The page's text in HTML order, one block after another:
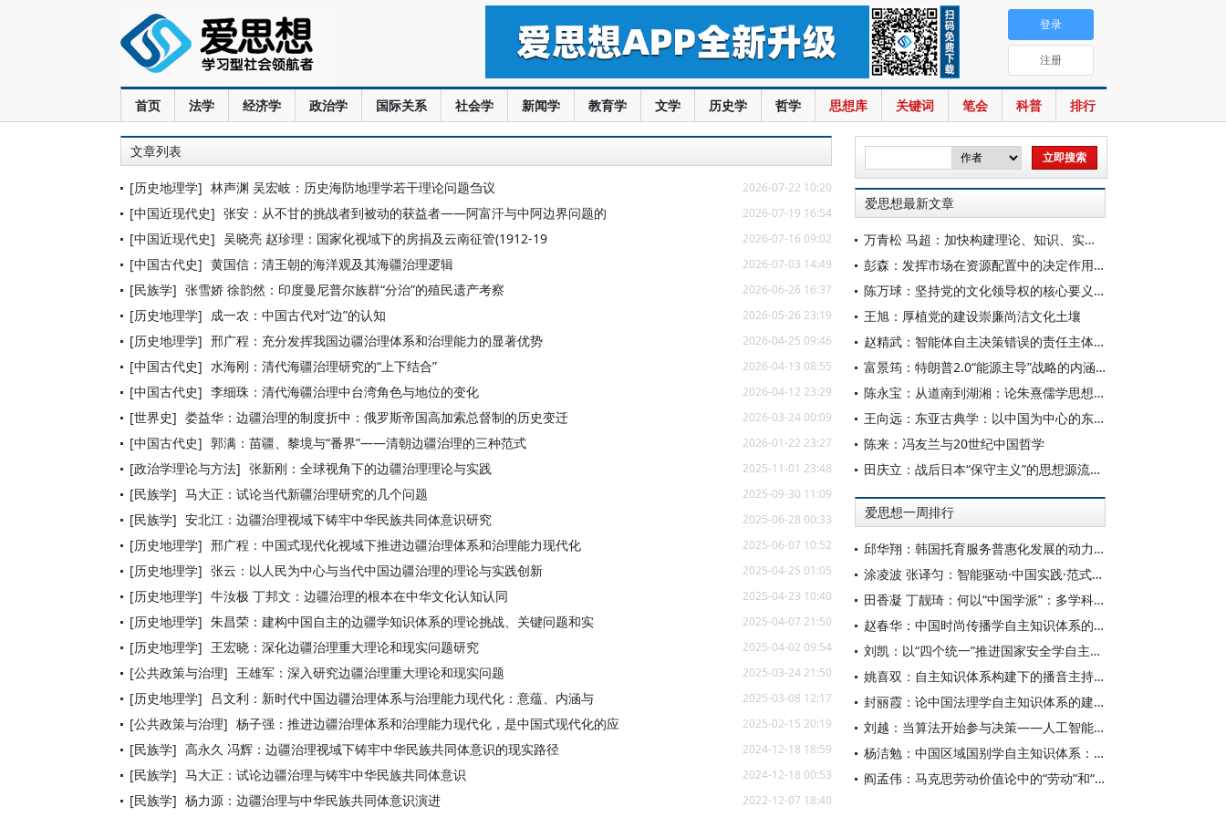
首页 法学 经济学 政治学 国际关系 社会学 新闻学 教育学 文学 历史学 哲学 思想库 关键词 笔会 科普 排行
登录
注册
文章列表
[历史地理学] 林声渊 吴宏岐：历史海防地理学若干理论问题刍议 2026-07-22 10:20
[中国近现代史] 张安：从不甘的挑战者到被动的获益者——阿富汗与中阿边界问题的 2026-07-19 16:54
[中国近现代史] 吴晓亮 赵珍理：国家化视域下的房捐及云南征管(1912-19 2026-07-16 09:02
[中国古代史] 黄国信：清王朝的海洋观及其海疆治理逻辑 2026-07-03 14:49
[民族学] 张雪娇 徐韵然：印度曼尼普尔族群“分治”的殖民遗产考察 2026-06-26 16:37
[历史地理学] 成一农：中国古代对“边”的认知 2026-05-26 23:19
[历史地理学] 邢广程：充分发挥我国边疆治理体系和治理能力的显著优势 2026-04-25 09:46
[中国古代史] 水海刚：清代海疆治理研究的“上下结合” 2026-04-13 08:55
[中国古代史] 李细珠：清代海疆治理中台湾角色与地位的变化 2026-04-12 23:29
[世界史] 娄益华：边疆治理的制度折中：俄罗斯帝国高加索总督制的历史变迁 2026-03-24 00:09
[中国古代史] 郭满：苗疆、黎境与“番界”——清朝边疆治理的三种范式 2026-01-22 23:27
[政治学理论与方法] 张新刚：全球视角下的边疆治理理论与实践 2025-11-01 23:48
[民族学] 马大正：试论当代新疆治理研究的几个问题 2025-09-30 11:09
[民族学] 安北江：边疆治理视域下铸牢中华民族共同体意识研究 2025-06-28 00:33
[历史地理学] 邢广程：中国式现代化视域下推进边疆治理体系和治理能力现代化 2025-06-07 10:52
[历史地理学] 张云：以人民为中心与当代中国边疆治理的理论与实践创新 2025-04-25 01:05
[历史地理学] 牛汝极 丁邦文：边疆治理的根本在中华文化认知认同 2025-04-23 10:40
[历史地理学] 朱昌荣：建构中国自主的边疆学知识体系的理论挑战、关键问题和实 2025-04-07 21:50
[历史地理学] 王宏晓：深化边疆治理重大理论和现实问题研究 2025-04-02 09:54
[公共政策与治理] 王雄军：深入研究边疆治理重大理论和现实问题 2025-03-24 21:50
[历史地理学] 吕文利：新时代中国边疆治理体系与治理能力现代化：意蕴、内涵与 2025-03-08 12:17
[公共政策与治理] 杨子强：推进边疆治理体系和治理能力现代化，是中国式现代化的应 2025-02-15 20:19
[民族学] 高永久 冯辉：边疆治理视域下铸牢中华民族共同体意识的现实路径 2024-12-18 18:59
[民族学] 马大正：试论边疆治理与铸牢中华民族共同体意识 2024-12-18 00:53
[民族学] 杨力源：边疆治理与中华民族共同体意识演进 2022-12-07 18:40
爱思想最新文章
万青松 马超：加快构建理论、知识、实践一体发展的区域国别自主知识体系
彭森：发挥市场在资源配置中的决定作用是中国改革的最基本经验
陈万球：坚持党的文化领导权的核心要义、历史必然性和科学方法
王旭：厚植党的建设崇廉尚洁文化土壤
赵精武：智能体自主决策错误的责任主体与边界
富景筠：特朗普2.0“能源主导”战略的内涵、举措与影响
陈永宝：从道南到湖湘：论朱熹儒学思想的演变
王向远：东亚古典学：以中国为中心的东亚学术文化共同体之建构
陈来：冯友兰与20世纪中国哲学
田庆立：战后日本“保守主义”的思想源流及核心价值探析
爱思想一周排行
邱华翔：韩国托育服务普惠化发展的动力机制、制度路径与政策效应
涂凌波 张译匀：智能驱动·中国实践·范式创新：“构建中国新闻传播学自主知识体系”专题研讨会综述
田香凝 丁靓琦：何以“中国学派”：多学科视野下中国特色新闻传播学建设的研究
赵春华：中国时尚传播学自主知识体系的内在逻辑与实践路径
刘凯：以“四个统一”推进国家安全学自主知识体系构建
姚喜双：自主知识体系构建下的播音主持高等专业教育研究
封丽霞：论中国法理学自主知识体系的建构
刘越：当算法开始参与决策——人工智能重塑全球治理的底层逻辑
杨洁勉：中国区域国别学自主知识体系：本原、借鉴和建构
阎孟伟：马克思劳动价值论中的“劳动”和“价值”概念